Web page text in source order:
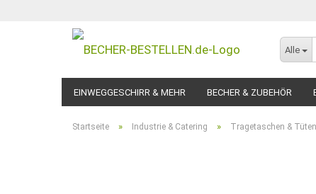
Alle
EINWEGGESCHIRR & MEHR BECHER & ZUBEHÖR
Startseite » Industrie & Catering » Tragetaschen & Tüten